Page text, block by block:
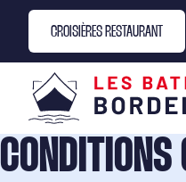
contenu
CROISIÈRES RESTAURANT
CONDITIONS
Panneau de gestion des cookies